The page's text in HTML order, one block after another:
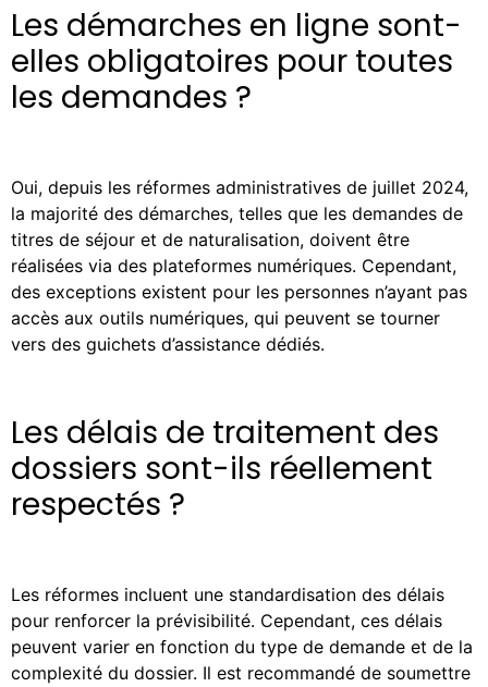
Les démarches en ligne sont-
elles obligatoires pour toutes
les demandes ?
Oui, depuis les réformes administratives de juillet 2024,
la majorité des démarches, telles que les demandes de
titres de séjour et de naturalisation, doivent être
réalisées via des plateformes numériques. Cependant,
des exceptions existent pour les personnes n’ayant pas
accès aux outils numériques, qui peuvent se tourner
vers des guichets d’assistance dédiés.
Les délais de traitement des
dossiers sont-ils réellement
respectés ?
Les réformes incluent une standardisation des délais
pour renforcer la prévisibilité. Cependant, ces délais
peuvent varier en fonction du type de demande et de la
complexité du dossier. Il est recommandé de soumettre